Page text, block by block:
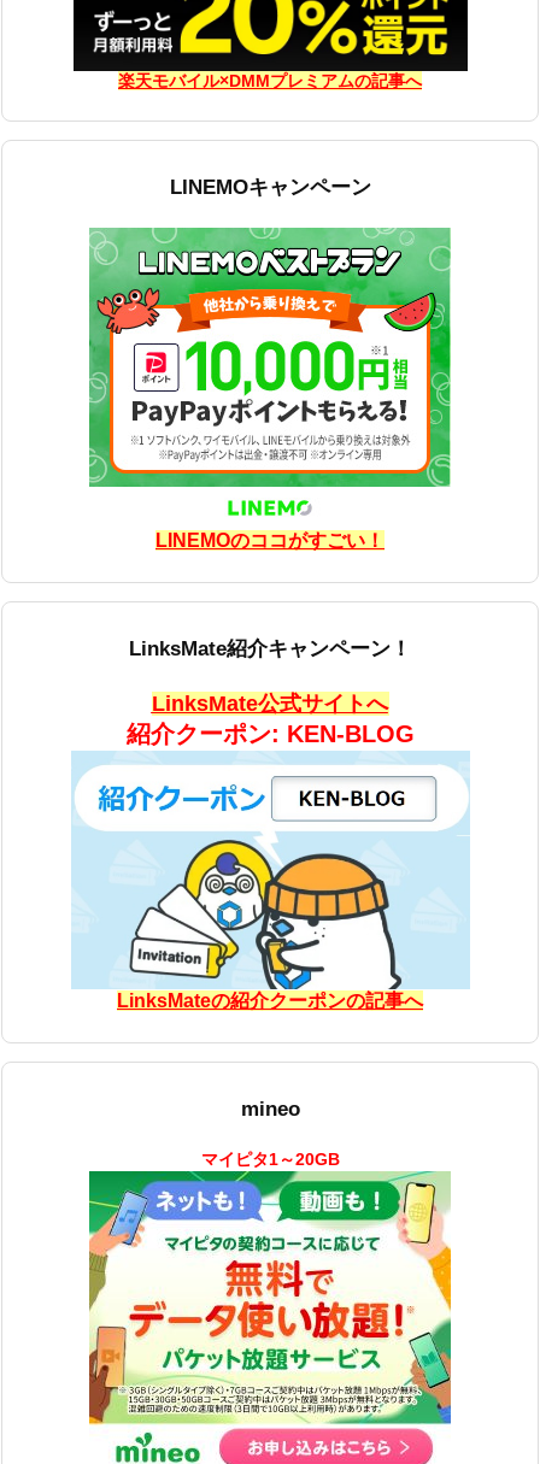
楽天モバイル×DMMプレミアムの記事へ
LINEMOキャンペーン
LINEMOのココがすごい！
LinksMate紹介キャンペーン！
LinksMate公式サイトへ
紹介クーポン: KEN-BLOG
LinksMateの紹介クーポンの記事へ
mineo
マイピタ1～20GB